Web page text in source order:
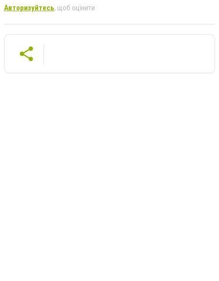
Авторизуйтесь, щоб оцінити